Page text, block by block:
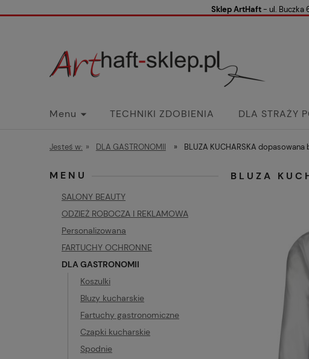
Sklep ArtHaft- ul. Buczka
Menu TECHNIKI ZDOBIENIA DLA STRAŻY
Koszty wysyłki Dane firmy Facebook
Jesteś w: » DLA GASTRONOMII » BLUZA KUCHARSKA dopasowana
MENU
SALONY BEAUTY
ODZIEŻ ROBOCZA I REKLAMOWA
Personalizowana
FARTUCHY OCHRONNE
DLA GASTRONOMII
Koszulki
Bluzy kucharskie
Fartuchy gastronomiczne
Czapki kucharskie
Spodnie
BLUZA